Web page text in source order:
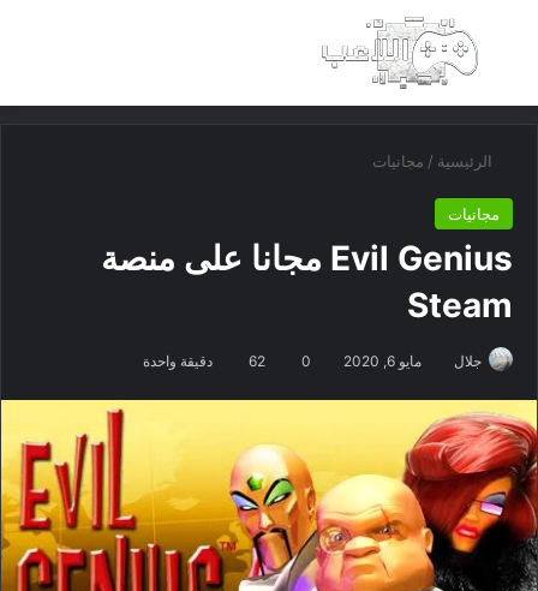
بحث عن
الرئيسية / مجانيات
مجانيات
Evil Genius مجانا على منصة
Steam
جلال مايو 6, 2020 0
62 دقيقة واحدة